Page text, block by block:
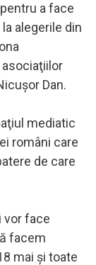
a face
alegerile din
asociaţiilor
Dan.
mediatic
români care
de care
vor face
facem
mai şi toate